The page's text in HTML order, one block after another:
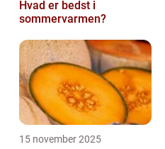
Hvad er bedst i
sommervarmen?
15 november 2025